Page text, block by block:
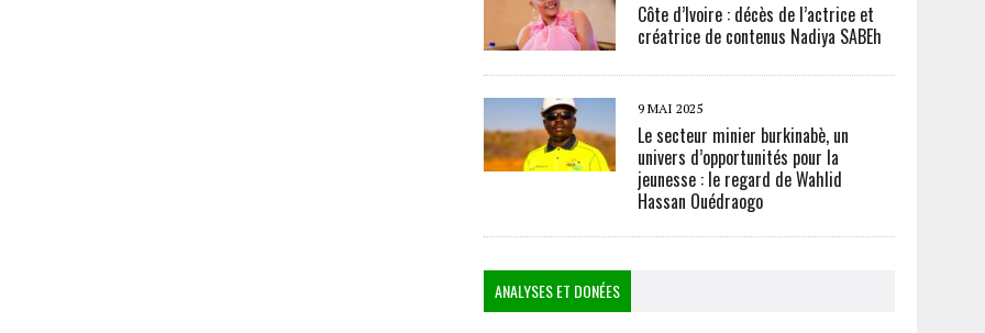
Côte d’Ivoire : décès de l’actrice et
créatrice de contenus Nadiya SABEh
9 MAI 2025
Le secteur minier burkinabè, un
univers d’opportunités pour la
jeunesse : le regard de Wahlid
Hassan Ouédraogo
ANALYSES ET DONÉES